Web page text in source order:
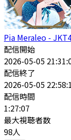
Pia Meraleo -
配信開始
2026-05-05
配信終了
2026-05-05
配信時間
1:27:07
最大視聴者数
98人